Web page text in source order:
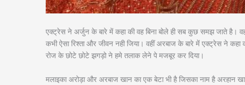
एक्ट्रेस ने अर्जुन के बारे में कहा की वह बिना बोले ही सब कुछ समझ जाते है।
कभी ऐसा रिश्ता और जीवन नही जिया। वहीं अरबाज के बारे में एक्ट्रेस ने
रोज के छोटे छोटे झगड़ो ने हमे तलाक लेने पे मजबूर कर दिया।
मलाइका अरोड़ा और अरबाज खान का एक बेटा भी है जिसका नाम है अरहान